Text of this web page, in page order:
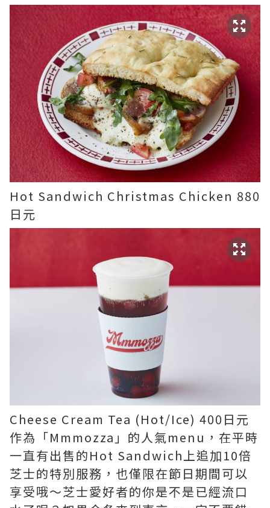
Hot Sandwich Christmas Chicken 880
日元
Cheese Cream Tea (Hot/Ice) 400日元
作為「Mmmozza」的人氣menu，在平時
一直有出售的Hot Sandwich上追加10倍
芝士的特別服務，也僅限在節日期間可以
享受哦～芝士愛好者的你是不是已經流口